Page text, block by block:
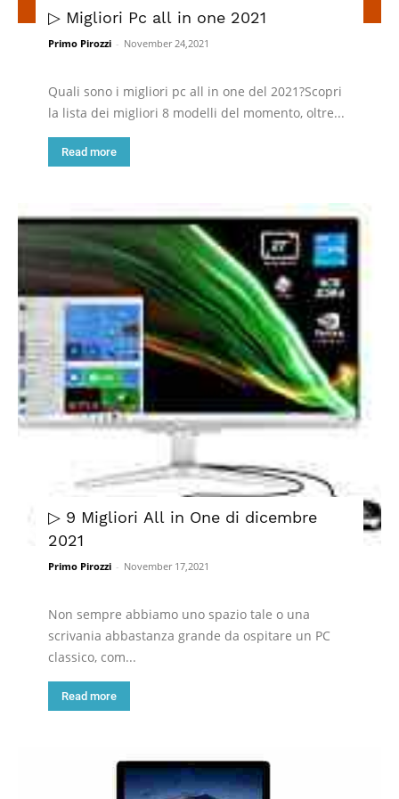
▷ Migliori Pc all in one 2021
Primo Pirozzi - November 24,2021
Quali sono i migliori pc all in one del 2021?Scopri
la lista dei migliori 8 modelli del momento, oltre...
Read more
▷ 9 Migliori All in One di dicembre
2021
Primo Pirozzi - November 17,2021
Non sempre abbiamo uno spazio tale o una
scrivania abbastanza grande da ospitare un PC
classico, com...
Read more